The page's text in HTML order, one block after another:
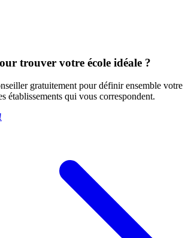
trouver votre école idéale ?
gratuitement pour définir ensemble votre
établissements qui vous correspondent.